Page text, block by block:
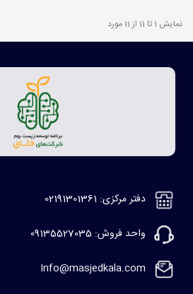
نمایش 1 تا 11 از 11 مورد
دفتر مرکزی: 02191301361
واحد فروش: 09135527035
Info@masjedkala.com